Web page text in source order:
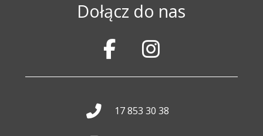
Dołącz do nas
17 853 30 38